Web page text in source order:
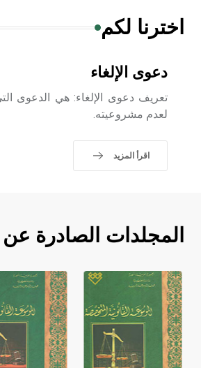
اخترنا لكم
دعوى الإلغاء
تعريف دعوى الإلغاء: هي الدعوى
لعدم مشروعيته.
اقرأ المزيد
المجلدات الصادرة